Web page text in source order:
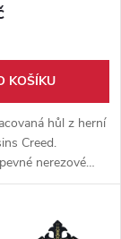
KOŠÍKU
hůl z herní
Creed.
nerezové
doplněk na
ta na výstavu